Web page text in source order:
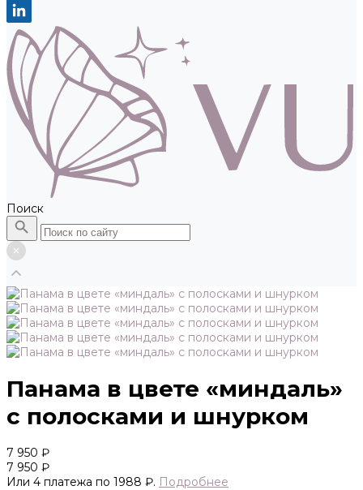
Поиск
Панама в цвете «миндаль»
с полосками и шнурком
7 950 ₽
7 950 ₽
Или 4 платежа по 1988 ₽. Подробнее